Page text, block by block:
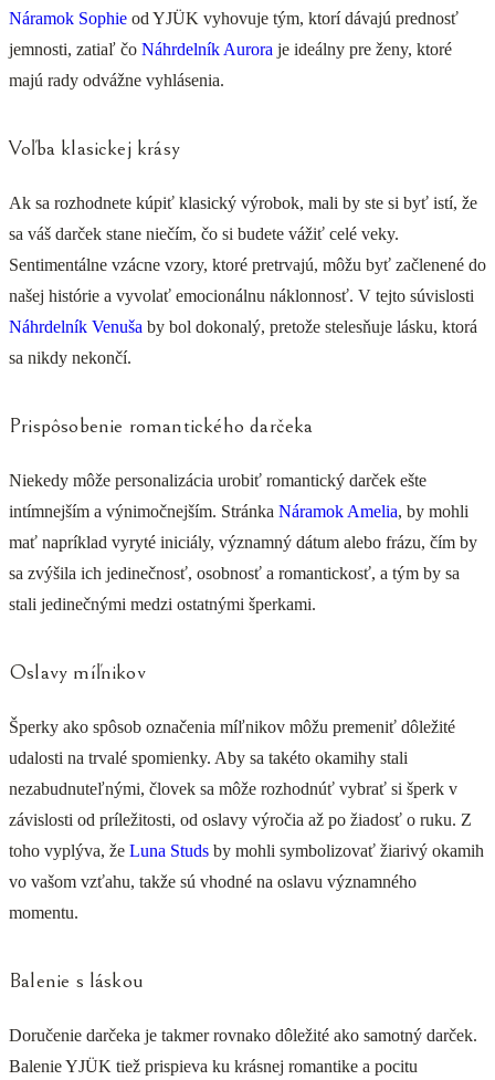
Náramok Sophie od YJÜK vyhovuje tým, ktorí dávajú prednosť
jemnosti, zatiaľ čo Náhrdelník Aurora je ideálny pre ženy, ktoré
majú rady odvážne vyhlásenia.
Voľba klasickej krásy
Ak sa rozhodnete kúpiť klasický výrobok, mali by ste si byť istí, že
sa váš darček stane niečím, čo si budete vážiť celé veky.
Sentimentálne vzácne vzory, ktoré pretrvajú, môžu byť začlenené do
našej histórie a vyvolať emocionálnu náklonnosť. V tejto súvislosti
Náhrdelník Venuša by bol dokonalý, pretože stelesňuje lásku, ktorá
sa nikdy nekončí.
Prispôsobenie romantického darčeka
Niekedy môže personalizácia urobiť romantický darček ešte
intímnejším a výnimočnejším. Stránka Náramok Amelia, by mohli
mať napríklad vyryté iniciály, významný dátum alebo frázu, čím by
sa zvýšila ich jedinečnosť, osobnosť a romantickosť, a tým by sa
stali jedinečnými medzi ostatnými šperkami.
Oslavy míľnikov
Šperky ako spôsob označenia míľnikov môžu premeniť dôležité
udalosti na trvalé spomienky. Aby sa takéto okamihy stali
nezabudnuteľnými, človek sa môže rozhodnúť vybrať si šperk v
závislosti od príležitosti, od oslavy výročia až po žiadosť o ruku. Z
toho vyplýva, že Luna Studs by mohli symbolizovať žiarivý okamih
vo vašom vzťahu, takže sú vhodné na oslavu významného
momentu.
Balenie s láskou
Doručenie darčeka je takmer rovnako dôležité ako samotný darček.
Balenie YJÜK tiež prispieva ku krásnej romantike a pocitu